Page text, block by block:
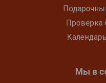
Проверка
Мы в